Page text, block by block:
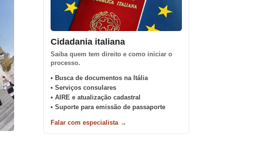
Cidadania italiana
Saiba quem tem direito e como iniciar o
processo.
• Busca de documentos na Itália
• Serviços consulares
• AIRE e atualização cadastral
• Suporte para emissão de passaporte
Falar com especialista →